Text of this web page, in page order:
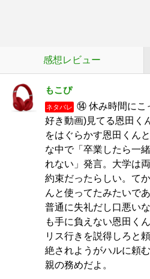
感想レビュー
もこぴ
ネタバレ
⑭ 休み時間にこ
好き動画)見てる恩田く
をはぐらかす恩田くん
な中で「卒業したら一
れない」発言。大学は
約束だったらしい。て
んと使ってたみたいで
普通に失礼だし口悪い
も手に負えない恩田く
リス行きを説得しろと
絶されようがハルに頼
親の務めだよ。